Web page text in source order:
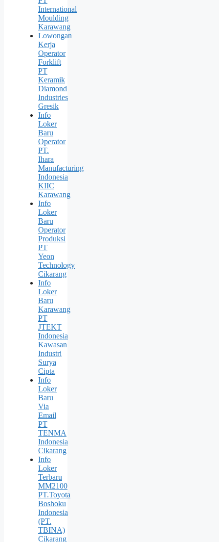
International
Moulding
Karawang
Lowongan
Kerja
Operator
Forklift
PT
Keramik
Diamond
Industries
Gresik
Info
Loker
Baru
Operator
PT.
Ihara
Manufacturing
Indonesia
KIIC
Karawang
Info
Loker
Baru
Operator
Produksi
PT
Yeon
Technology
Cikarang
Info
Loker
Baru
Karawang
PT
JTEKT
Indonesia
Kawasan
Industri
Surya
Cipta
Info
Loker
Baru
Via
Email
PT
TENMA
Indonesia
Cikarang
Info
Loker
Terbaru
MM2100
PT.Toyota
Boshoku
Indonesia
(PT.
TBINA)
Cikarang